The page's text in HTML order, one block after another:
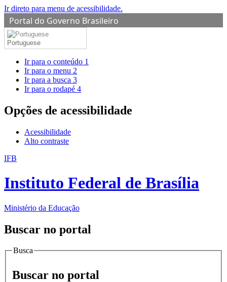
Ir direto para menu de acessibilidade.
Portal do Governo Brasileiro
Portuguese
Ir para o conteúdo 1
Ir para o menu 2
Ir para a busca 3
Ir para o rodapé 4
Opções de acessibilidade
Acessibilidade
Alto contraste
IFB
Instituto Federal de Brasília
Ministério da Educação
Buscar no portal
Busca
Buscar no portal